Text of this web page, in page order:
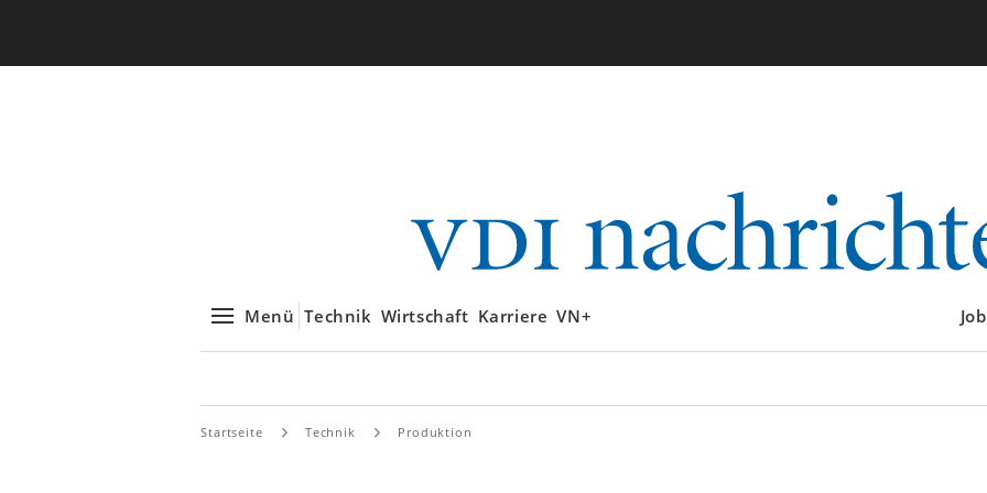
Menü Technik Wirtschaft Karriere VN+
Startseite Technik Produktion